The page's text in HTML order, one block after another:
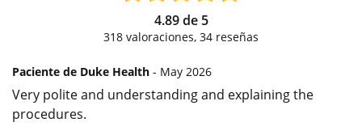
4.89de 5
318 valoraciones, 34 reseñas
Paciente de Duke Health - May 2026
Very polite and understanding and explaining the
procedures.